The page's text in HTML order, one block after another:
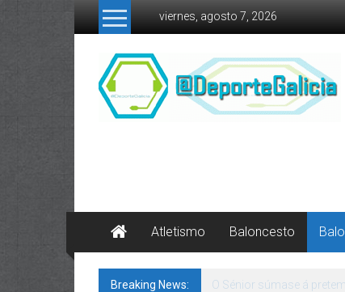
Skip to content
viernes, agosto 7, 2026
Atletismo Baloncesto
Breaking News: 142 bos motivos de